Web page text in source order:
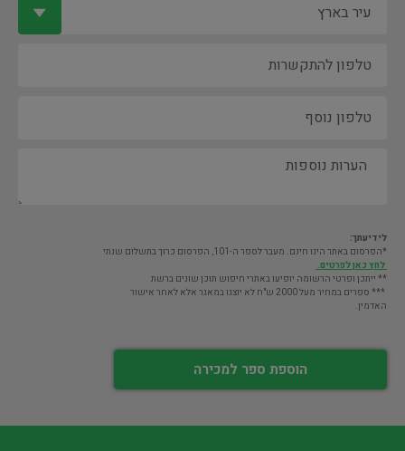
לידיעתך:
*הפרסום באתר הינו חינם. מעבר לספר ה-101, הפרסום כרוך בתשלום שנתי
לחץ כאן לפרטים.
** ייתכן ופרטי הרשומה יופיעו באתרי חיפוש תוכן שונים ברשת
*** ספרים במחיר מעל 2000 ש"ח לא יוצגו במאגר אלא לאחר אישור
האדמין.
הוספת ספר למכירה